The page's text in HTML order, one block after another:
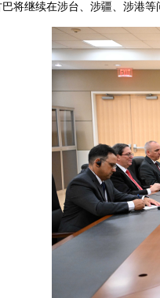
将继续在涉台、涉疆、涉港